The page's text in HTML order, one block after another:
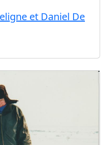
et Daniel De